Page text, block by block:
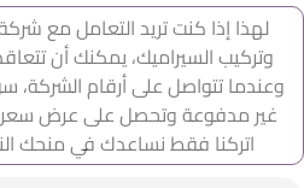
لهذا إذا كنت تريد التعامل مع
وتركيب السيراميك، يمكنك أن
وعندما تتواصل على أرقام
غير مدفوعة وتحصل على عرض سعر
اتركنا فقط نساعدك في منحك